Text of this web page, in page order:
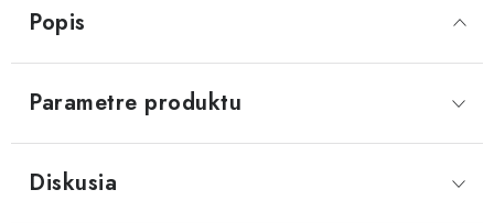
Popis
Parametre produktu
Diskusia